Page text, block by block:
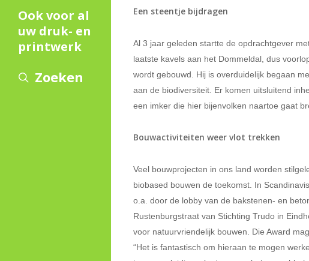
Ook voor al
uw druk- en
printwerk
Zoeken
Een steentje bijdragen
Al 3 jaar geleden startte de opdrachtgever
laatste kavels aan het Dommeldal, dus
wordt gebouwd. Hij is overduidelijk begaan
aan de biodiversiteit. Er komen uitsluitend
een imker die hier bijenvolken naartoe gaat
Bouwactiviteiten weer vlot trekken
Veel bouwprojecten in ons land worden
biobased bouwen de toekomst. In
o.a. door de lobby van de bakstenen- en
Rustenburgstraat van Stichting Trudo in
voor natuurvriendelijk bouwen. Die Award
“Het is fantastisch om hieraan te mogen